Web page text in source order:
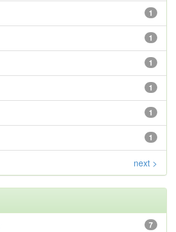
1
1
1
1
1
1
next >
7